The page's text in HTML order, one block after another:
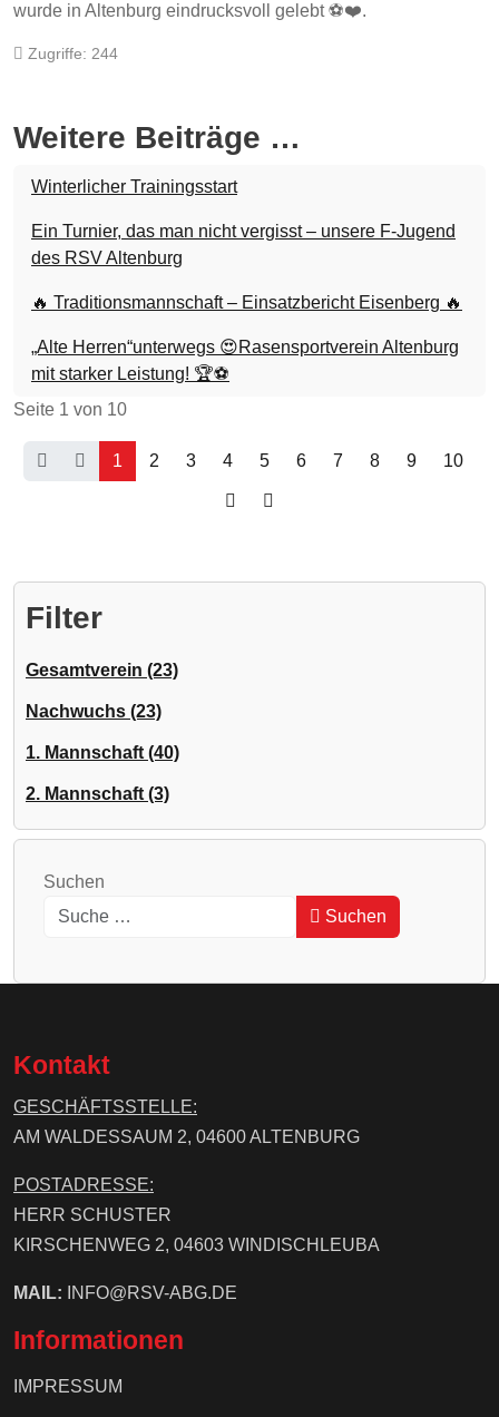
wurde in Altenburg eindrucksvoll gelebt ⚽❤️.
Zugriffe: 244
Weitere Beiträge …
Winterlicher Trainingsstart
Ein Turnier, das man nicht vergisst – unsere F-Jugend
des RSV Altenburg
🔥 Traditionsmannschaft – Einsatzbericht Eisenberg 🔥
„Alte Herren“unterwegs 😍Rasensportverein Altenburg
mit starker Leistung! 🏆⚽
Seite 1 von 10
1 2 3 4 5 6 7 8 9 10
Filter
Gesamtverein (23)
Nachwuchs (23)
1. Mannschaft (40)
2. Mannschaft (3)
Suchen
Suchen
Kontakt
GESCHÄFTSSTELLE:
AM WALDESSAUM 2, 04600 ALTENBURG
POSTADRESSE:
HERR SCHUSTER
KIRSCHENWEG 2, 04603 WINDISCHLEUBA
MAIL: INFO@RSV-ABG.DE
Informationen
IMPRESSUM